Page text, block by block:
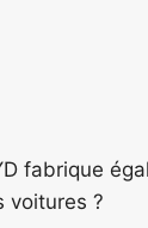
fabrique
voitures ?